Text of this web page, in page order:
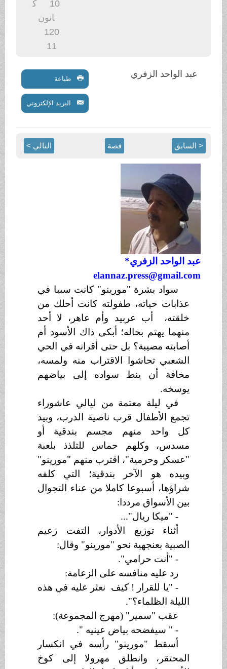
انون
120
عبد الواحد الزفري طباعة
البريد الإلكتروني
< السابق قصة التالي >
عبد الواحد الزفري*
elannaz.press@gmail.com
سواد بشرة "مورينو" كانت سببا في
عذابات حياته، طفولته كانت أحلك من
خلقته، أب عربيد وأم عاهر، لا أحد
منهما يهتم بحاله؛ أبكى ذاك الأسود أم
أصابته مصيبة؟ بل حتى أقرانه في الحي
الشعبي تحاشوا الاقتراب منه ولمسه،
مخافة أن ينط سواده إلى بياضهم
يوسخه.
في ليلة معتمة من ليالي عاشوراء
تجمع الأطفال قرب ناصية الدرب، وبيد
كل واحد منهم مجسم بندقية أو
مسدس، وكلهم حماس للتلذذ بلعبة
"عسكر وحرمية"، اقترب منهم "مورينو"
وبيده هو الآخر بندقية؛ التي كلفه
شراؤها، أسبوعا كاملا من عناء التجوال
بين الأسواق مرددا:
- "ميكا ريال"...
أثناء توزيع الأدوار، التفت زعيم
الصبية بعنجهية نحو "مورينو" وقال:
- "أنت حرامي".
رد عليه منافسه على الزعامة:
- "يا للقرار!كيف نعثر عليه في هذه
الليلة الظلماء؟".
عقب "سمير" (مهرج المجموعة):
- " سيفضحه بياض عينيه ".
أسقط "مورينو" رأسه في انكسار
المحتقر، وانطلق مهرولا إلى كوخ